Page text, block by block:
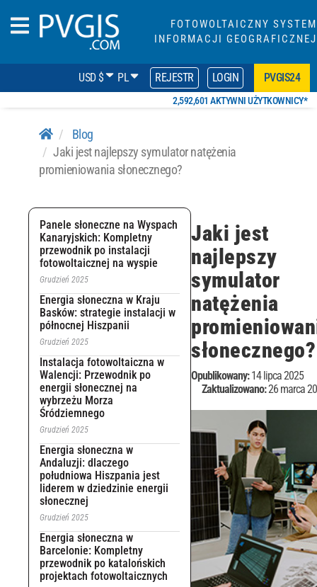
FOTOWOLTAICZNY SYSTEM
INFORMACJI GEOGRAFICZNEJ
USD $ PL REJESTR LOGIN PVGIS24
2,592,601 AKTYWNI UŻYTKOWNICY*
Blog
Jaki jest najlepszy symulator natężenia
promieniowania słonecznego?
Panele słoneczne na Wyspach
Kanaryjskich: Kompletny
przewodnik po instalacji
fotowoltaicznej na wyspie
Grudzień 2025
Energia słoneczna w Kraju
Basków: strategie instalacji w
północnej Hiszpanii
Grudzień 2025
Instalacja fotowoltaiczna w
Walencji: Przewodnik po
energii słonecznej na
wybrzeżu Morza
Śródziemnego
Grudzień 2025
Energia słoneczna w
Andaluzji: dlaczego
południowa Hiszpania jest
liderem w dziedzinie energii
słonecznej
Grudzień 2025
Energia słoneczna w
Barcelonie: Kompletny
przewodnik po katalońskich
projektach fotowoltaicznych
Jaki jest
najlepszy
symulator
natężenia
słonecznego?
Opublikowany: 14 lipca 2025
Zaktualizowano:26 marca